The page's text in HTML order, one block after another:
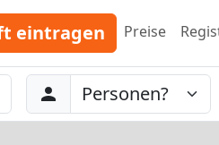
eintragen Preise
Abreise
Personen